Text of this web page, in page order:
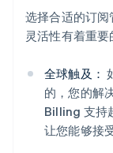
选择合适的订
灵活性有着重
全球触及：
的，您的解
Billing 支持
让您能够接